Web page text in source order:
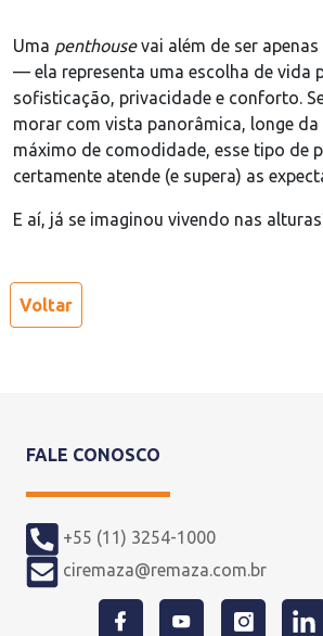
Uma penthousevai além de ser
— ela representa uma escolha de vida
sofisticação, privacidade e conforto.
morar com vista panorâmica, longe
máximo de comodidade, esse tipo de
certamente atende (e supera) as
E aí, já se imaginou vivendo nas
Voltar
FALE CONOSCO
+55 (11) 3254-1000
ciremaza@remaza.com.br